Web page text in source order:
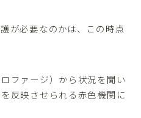
が必要なのかは、この時点
ファージ）から状況を聞い
反映させられる赤色機関に